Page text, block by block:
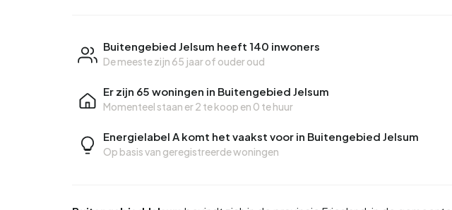
Buitengebied Jelsum heeft 140 inwoners
De meeste zijn 65 jaar of ouder oud
Er zijn 65 woningen in Buitengebied Jelsum
Momenteel staan er2 te koop en 0 te huur
Energielabel A komt het vaakst voor in Buitengebied Jelsum
Op basis van geregistreerde woningen